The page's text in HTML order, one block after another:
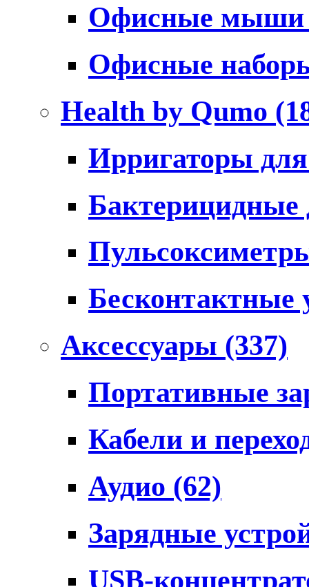
Офисные
Офисные
Health by Qumo
Ирригаторы
Бесконтактные
Аксессуары (337)
Портативные
Кабели и
Аудио (62)
Зарядные
USB-